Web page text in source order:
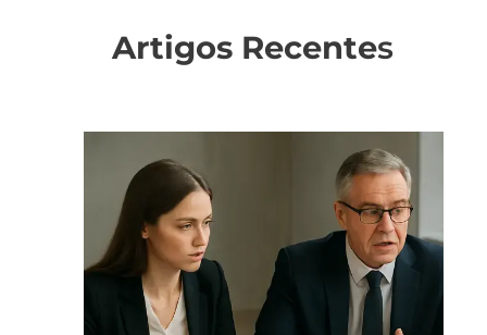
Artigos Recentes